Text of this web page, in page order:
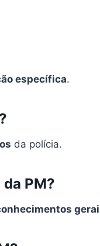
específica.
da polícia.
PM?